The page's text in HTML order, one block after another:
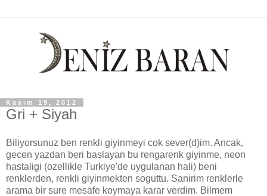
Kasım 19, 2012
Gri + Siyah
Biliyorsunuz ben renkli giyinmeyi cok sever(d)im. Ancak,
gecen yazdan beri baslayan bu rengarenk giyinme, neon
hastaligi (ozellikle Turkiye'de uygulanan hali) beni
renklerden, renkli giyinmekten soguttu. Sanirim renklerle
arama bir sure mesafe koymaya karar verdim. Bilmem